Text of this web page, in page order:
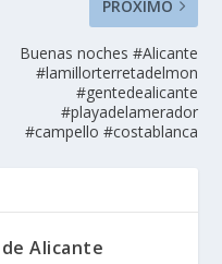
PRÓXIMO
Buenas noches #Alicante
#lamillorterretadelmon
#gentedealicante
#playadelamerador
#campello #costablanca
Alicante